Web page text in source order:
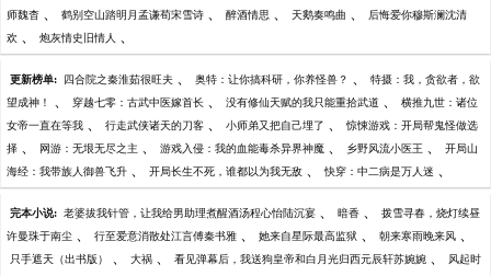
师魏杳 、 鹤别空山踏明月孟谦荀宋雪诗 、 醉酒情思 、 天鹅奏鸣曲 、 后悔爱你穆斯澜沈清
欢 、 炮灰情史旧情人 、
更新榜单: 四合院之秦淮茹很旺夫 、 奥特：让你搞科研，你养怪兽？ 、 特摄：我，贪欲者，欲
望成神！ 、 穿越七零：古武中医嫁首长 、 没有修仙天赋的我只能重拾武道 、 横推九世：诸位
女帝一直在等我 、 行走武侠诸天的刀客 、 小师弟又把自己埋了 、 惊悚游戏：开局帮鬼怪做选
择 、 网游：无垠无尽之主 、 游戏入侵：我的血能毒杀异界神魔 、 乡野风流小医王 、 开局山
海经：我带族人御兽飞升 、 开局长生不死，谁都以为我无敌 、 快穿：中二病是万人迷 、
完本小说: 老婆拔我针管，让我给男助理煮醒酒汤程心怡陆沉宴 、 暗香 、 拨雪寻春，烧灯续昼
许曼珠于南尘 、 行至爱意消散处江言傅秦书雅 、 她来自星际最高监狱 、 朝来寒雨晚来风 、
只手遮天（出书版） 、 大祸 、 看见弹幕后，我送狗皇帝和白月光归西元辰轩苏婉婉 、 风起时